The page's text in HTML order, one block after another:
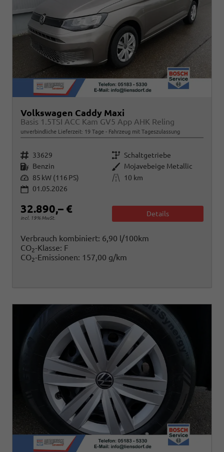
Volkswagen Caddy Maxi
Basis 1.5TSI ACC Kam GV5 App AHK Reling
unverbindliche Lieferzeit: 19 Tage Fahrzeug mit Tageszulassung
Fahrzeugnr. 33629 Getriebe Schaltgetriebe
Kraftstoff Benzin Außenfarbe Mojavebeige Metallic
Leistung 85 kW (116 PS) Kilometerstand
10 km
01.05.2026
32.890,– €
incl. 19% MwSt.
Details
Verbrauch kombiniert: 6,90 l/100km
CO2-Klasse: F
CO2-Emissionen: 157,00 g/km